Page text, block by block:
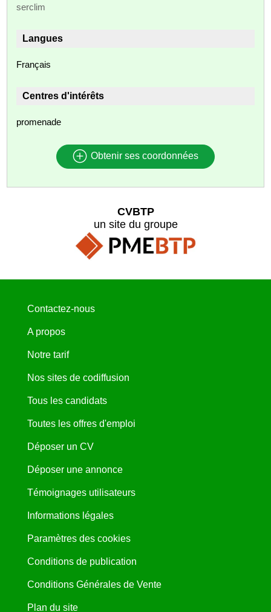
serclim
Langues
Français
Centres d'intérêts
promenade
Obtenir ses coordonnées
CVBTP
un site du groupe
Contactez-nous
A propos
Notre tarif
Nos sites de codiffusion
Tous les candidats
Toutes les offres d'emploi
Déposer un CV
Déposer une annonce
Témoignages utilisateurs
Informations légales
Paramètres des cookies
Conditions de publication
Conditions Générales de Vente
Plan du site